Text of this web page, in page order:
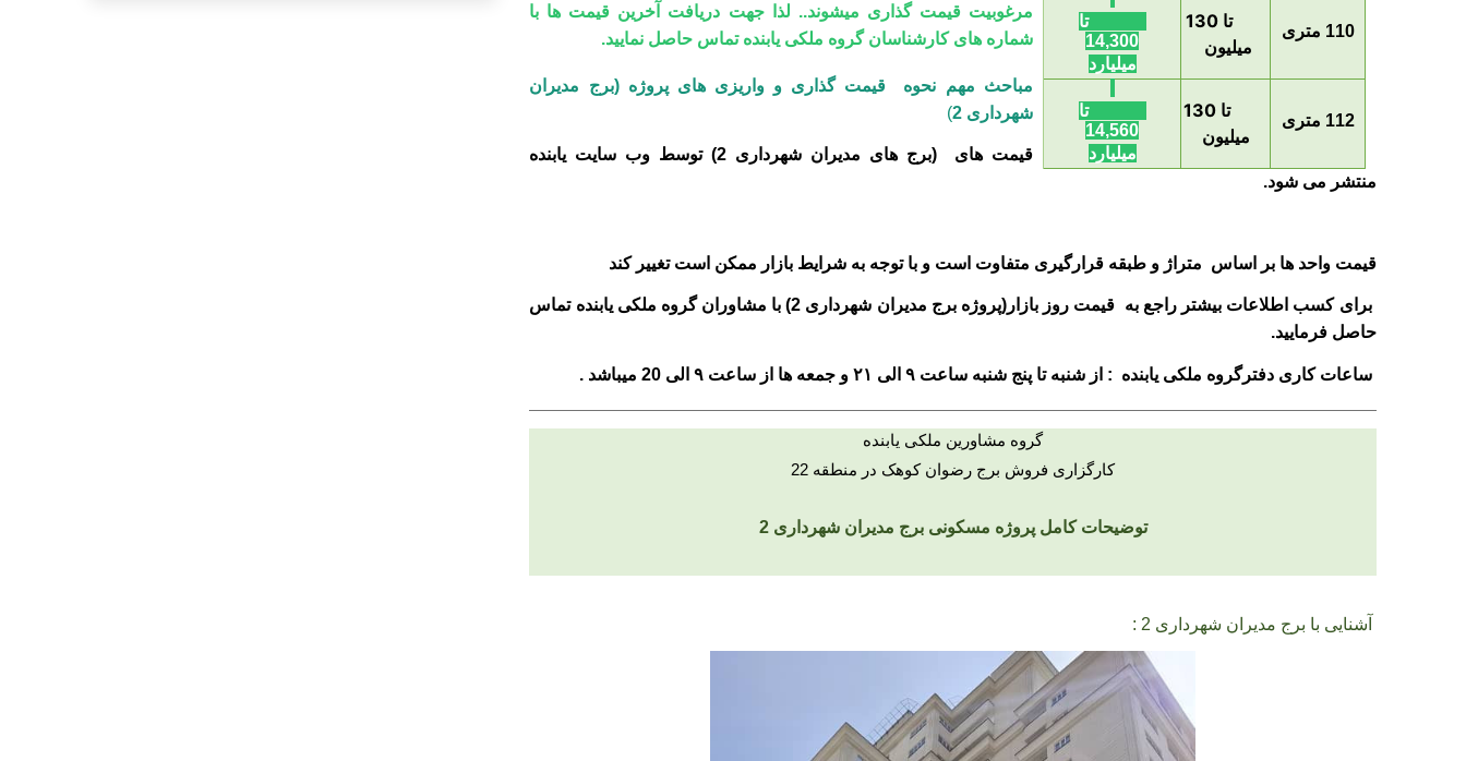
110 متری
110 تا 130
میلیون
12,100 تا
14,300
میلیارد
112 متری
110 تا 130
میلیون
12,320 تا
14,560
میلیارد
مرغوبیت قیمت گذاری میشوند.. لذا جهت دریافت آخرین قیمت ها با
شماره های کارشناسان گروه ملکی یابنده تماس حاصل نمایید.
مباحث مهم نحوه قیمت گذاری و واریزی های پروژه (برج مدیران
شهرداری 2 )
قیمت های (برج های مدیران شهرداری 2
) توسط وب سایت یابنده
منتشر می شود.
قیمت واحد ها بر اساس متراژ و طبقه قرارگیری متفاوت است و با توجه به شرایط بازار ممکن است تغییر کند
برای کسب اطلاعات بیشتر راجع به قیمت روز بازار(پروژه برج مدیران شهرداری 2
) با مشاوران گروه ملکی یابنده تماس
حاصل فرمایید.
ساعات کاری دفترگروه ملکی یابنده : از شنبه تا پنج شنبه ساعت۹ الی ۲۱ و جمعه ها از ساعت۹ الی20 میباشد .
گروه مشاورین ملکی یابنده
کارگزاری فروش برج رضوان کوهک در منطقه 22
توضیحات کامل پروژه مسکونی برج مدیران شهرداری 2
آشنایی با برج مدیران شهرداری 2 :